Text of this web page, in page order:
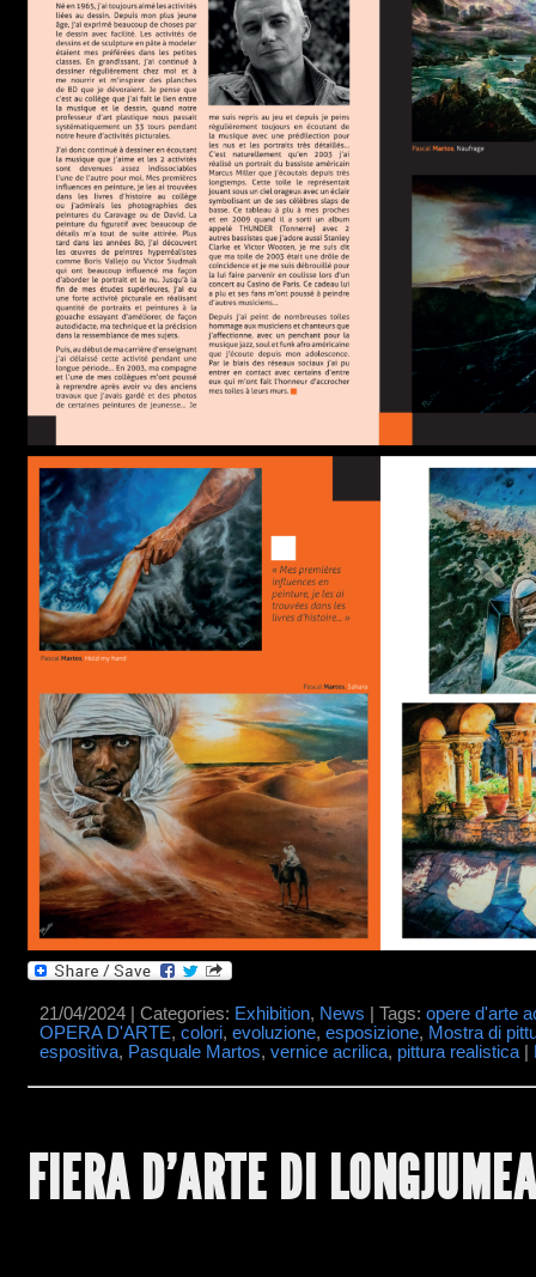
21/04/2024 | Categories: Exhibition, News | Tags: opere d'arte
OPERA D'ARTE, colori, evoluzione, esposizione, Mostra di
espositiva, Pasquale Martos, vernice acrilica, pittura realistica|
FIERA D'ARTE DI